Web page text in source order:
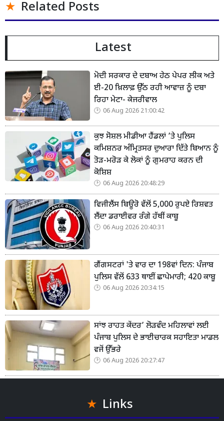
Related Posts
Latest
ਮੋਦੀ ਸਰਕਾਰ ਦੇ ਦਬਾਅ ਹੇਠ ਪੇਪਰ ਲੀਕ ਅਤੇ
ਈ-20 ਖ਼ਿਲਾਫ਼ ਉੱਠ ਰਹੀ ਆਵਾਜ਼ ਨੂੰ ਦਬਾ
ਰਿਹਾ ਮੇਟਾ- ਕੇਜਰੀਵਾਲ
06 Aug 2026 21:00:42
ਕੁਝ ਸੋਸ਼ਲ ਮੀਡੀਆ ਹੈਂਡਲਾਂ ’ਤੇ ਪੁਲਿਸ
ਕਮਿਸ਼ਨਰ ਅੰਮ੍ਰਿਤਸਰ ਦੁਆਰਾ ਦਿੱਤੇ ਬਿਆਨ ਨੂੰ
ਤੋੜ-ਮਰੋੜ ਕੇ ਲੋਕਾਂ ਨੂੰ ਗੁਮਰਾਹ ਕਰਨ ਦੀ
ਕੋਸ਼ਿਸ਼
06 Aug 2026 20:48:29
ਵਿਜੀਲੈਂਸ ਬਿਊਰੋ ਵੱਲੋਂ 5,000 ਰੁਪਏ ਰਿਸ਼ਵਤ
ਲੈਂਦਾ ਡਰਾਈਵਰ ਰੰਗੇ ਹੱਥੀਂ ਕਾਬੂ
06 Aug 2026 20:40:31
ਗੈਂਗਸਟਰਾਂ 'ਤੇ ਵਾਰ ਦਾ 198ਵਾਂ ਦਿਨ: ਪੰਜਾਬ
ਪੁਲਿਸ ਵੱਲੋਂ 633 ਥਾਈਂ ਛਾਪੇਮਾਰੀ; 420 ਕਾਬੂ
06 Aug 2026 20:34:15
ਸਾਂਝ ਰਾਹਤ ਕੇਂਦਰ’ ਲੋੜਵੰਦ ਮਹਿਲਾਵਾਂ ਲਈ
ਪੰਜਾਬ ਪੁਲਿਸ ਦੇ ਭਾਈਚਾਰਕ ਸਹਾਇਤਾ ਮਾਡਲ
ਵਜੋਂ ਉੱਭਰੇ
06 Aug 2026 20:27:47
Links